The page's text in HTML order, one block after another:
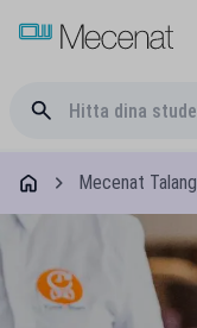
Mecenat Talang